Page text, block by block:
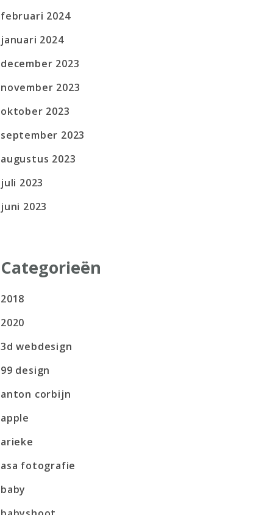
februari 2024
januari 2024
december 2023
november 2023
oktober 2023
september 2023
augustus 2023
juli 2023
juni 2023
Categorieën
2018
2020
3d webdesign
99 design
anton corbijn
apple
arieke
asa fotografie
baby